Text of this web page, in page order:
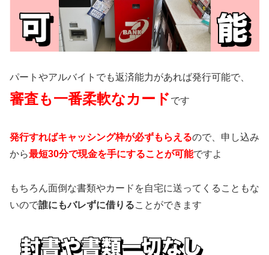
パートやアルバイトでも返済能力があれば発行可能で、
審査も一番柔軟なカード です
発行すればキャッシング枠が必ずもらえるので、申し込み
から最短30分で現金を手にすることが可能ですよ
もちろん面倒な書類やカードを自宅に送ってくることもな
いので誰にもバレずに借りることができます